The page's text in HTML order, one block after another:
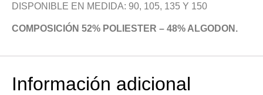
DISPONIBLE EN MEDIDA: 90, 105, 135 Y 150
COMPOSICIÓN 52% POLIESTER – 48% ALGODON.
Información adicional